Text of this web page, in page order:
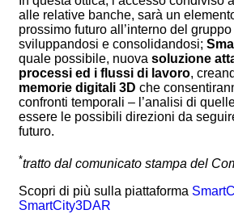
alle relative banche, sarà un
prossimo futuro all’interno del
sviluppandosi e consolidandosi;
quale possibile, nuova soluzione
processi ed i flussi di lavoro,
memorie digitali 3D che
confronti temporali – l’analisi di
essere le possibili direzioni da
futuro.
*tratto dal comunicato stampa del
Scopri di più sulla piattaforma
SmartCity3DAR